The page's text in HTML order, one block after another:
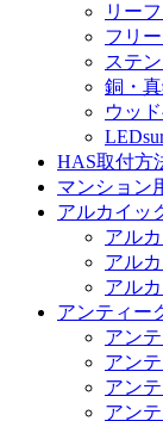
リー
フリ
ステ
銅・
ウッ
HAS取付方
マンション
アルカイッ
アル
アル
アル
アンティー
アン
アン
アン
アン